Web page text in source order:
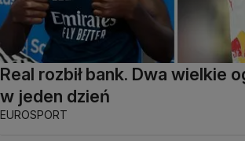
Real rozbił bank. Dwa wielkie
w jeden dzień
EUROSPORT